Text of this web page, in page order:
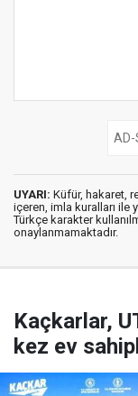
UYARI: Küfür, hakaret,
içeren, imla kuralları ile
Türkçe karakter
onaylanmamaktadır.
Kaçkarlar,
kez ev